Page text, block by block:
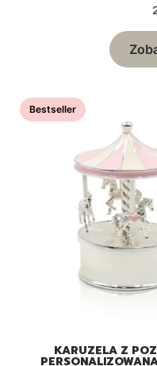
Bestseller
KARUZELA Z